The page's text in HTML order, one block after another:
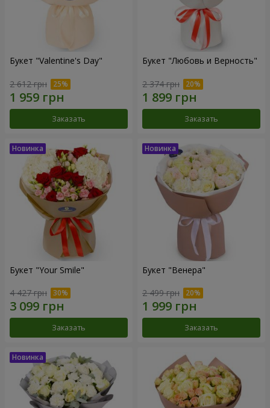
Букет "Valentine's Day"
2 612 грн
Заказать
Букет "Любовь и Верность"
2 374 грн
Заказать
Букет "Your Smile"
4 427 грн
Заказать
Букет "Венера"
2 499 грн
Заказать